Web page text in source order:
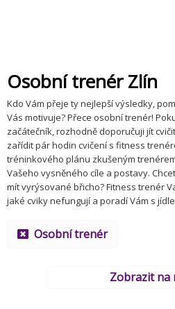
Osobní trenér Zlín
Kdo Vám přeje ty nejlepší výsledky,
Vás motivuje? Přece osobní trenér!
začátečník, rozhodně doporučuji jít
zařídit pár hodin cvičení s fitness
tréninkového plánu zkušeným
Vašeho vysněného cíle a postavy.
mít vyrýsované břicho? Fitness trenér
jaké cviky nefungují a poradí Vám s
Osobní trenér
Zobrazit na